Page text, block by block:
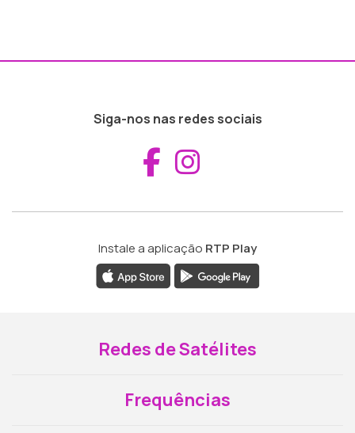
Siga-nos nas redes sociais
Aceder ao
Instale a aplicação RTP Play
Redes de Satélites
Frequências